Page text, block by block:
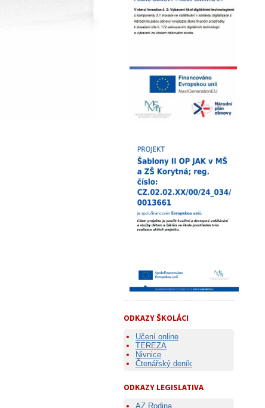
ODKAZY ŠKOLÁCI
Učení online
TEREZA
Nivnice
Čtenářský deník
ODKAZY LEGISLATIVA
AZ Rodina